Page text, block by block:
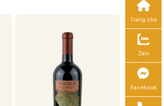
Trang chủ
Zalo
Facebook